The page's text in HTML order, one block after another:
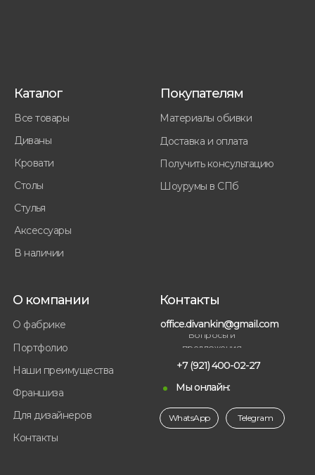
Все товары
Диваны
Кровати
Стулья
Столы
Аксессуары
В наличии
Каталог
Материалы обивки
Доставка и оплата
Получить консультацию
Шоурумы в СПб
Покупателям
О фабрике
Портфолио
Наши преимущества
Франшиза
О компании
Контакты
Контакты
office.divankin@gmail.com
Вопросы и
предложения
+7 (921) 400-02-27
Мы онлайн:
WhatsApp Telegram
Для дизайнеров